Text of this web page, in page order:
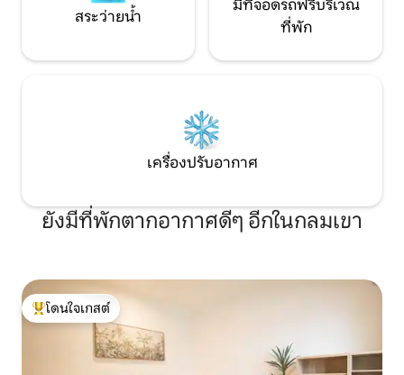
เข้าพักที่น่าจดจำของคุณ!...
สระว่ายน้ำ
มีที่จอดรถฟรีบริเวณ
ที่พัก
เครื่องปรับอากาศ
ยังมีที่พักตากอากาศดีๆ อีกในกลมเขา
โดนใจเกสต์ที่สุด
โดนใจเกสต์